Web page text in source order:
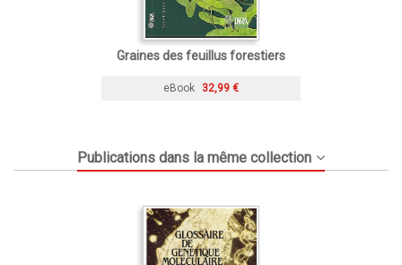
Graines des feuillus forestiers
eBook 32,99 €
Publications dans la même collection